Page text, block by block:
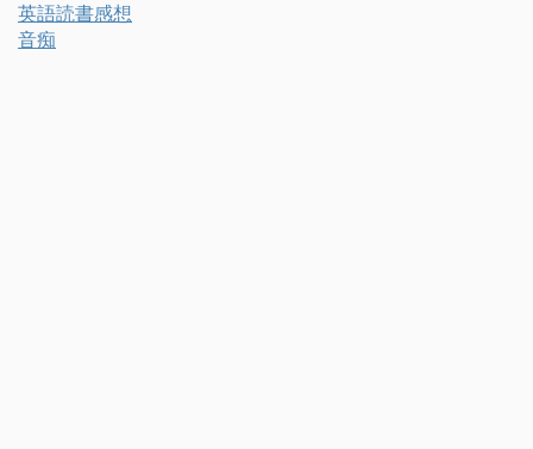
英語読書感想
音痴